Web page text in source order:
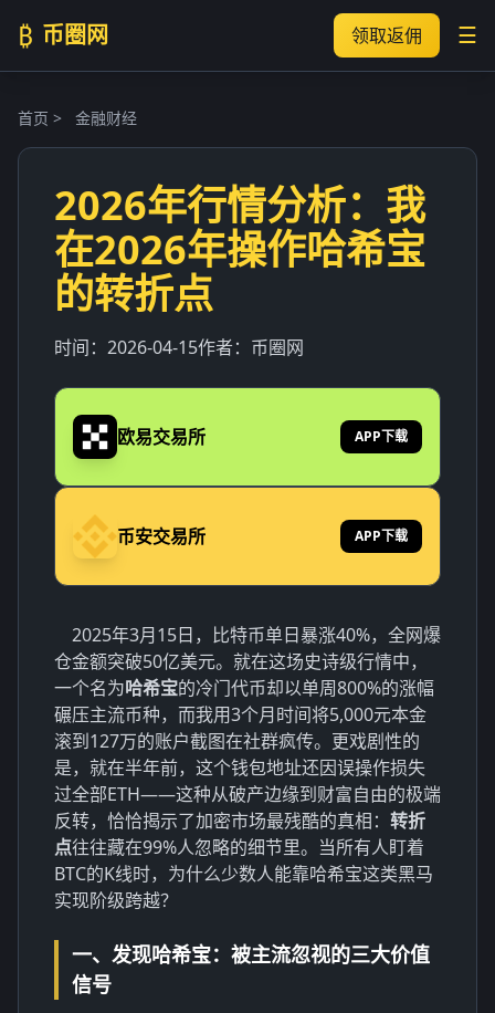
₿ 币圈网 领取返佣 ☰
首页 > 金融财经
2026年行情分析：我
在2026年操作哈希宝
的转折点
时间： 2026-04-15作者： 币圈网
欧易交易所 APP下载
币安交易所 APP下载
2025年3月15日，比特币单日暴涨40%，全网爆
仓金额突破50亿美元。就在这场史诗级行情中，
一个名为哈希宝的冷门代币却以单周800%的涨幅
碾压主流币种，而我用3个月时间将5,000元本金
滚到127万的账户截图在社群疯传。更戏剧性的
是，就在半年前，这个钱包地址还因误操作损失
过全部ETH——这种从破产边缘到财富自由的极端
反转，恰恰揭示了加密市场最残酷的真相： 转折
点往往藏在99%人忽略的细节里。当所有人盯着
BTC的K线时，为什么少数人能靠哈希宝这类黑马
实现阶级跨越？
一、发现哈希宝：被主流忽视的三大价值
信号